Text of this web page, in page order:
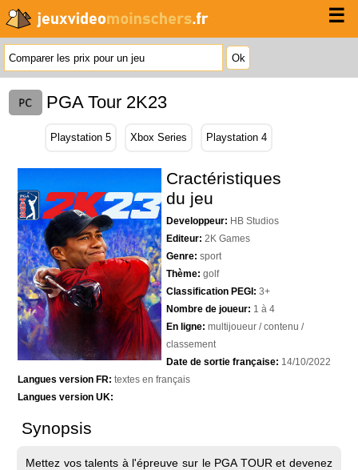
☰
PGA Tour 2K23
Playstation 5 Xbox Series Playstation 4
Cractéristiques
du jeu
Developpeur: HB Studios
Editeur: 2K Games
Genre: sport
Thème: golf
Classification PEGI: 3+
Nombre de joueur: 1 à 4
En ligne: multijoueur / contenu /
classement
Date de sortie française: 14/10/2022
Langues version FR: textes en français
Langues version UK:
Synopsis
Mettez vos talents à l'épreuve sur le PGA TOUR et devenez